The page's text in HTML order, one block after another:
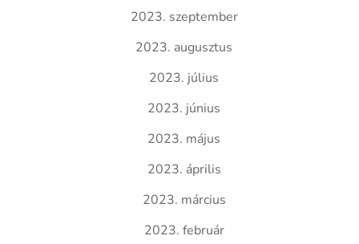
2023. szeptember
2023. augusztus
2023. július
2023. június
2023. május
2023. április
2023. március
2023. február